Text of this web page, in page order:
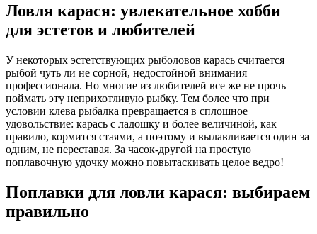
Ловля карася: увлекательное хобби
для эстетов и любителей
У некоторых эстетствующих рыболовов карась считается
рыбой чуть ли не сорной, недостойной внимания
профессионала. Но многие из любителей все же не прочь
поймать эту неприхотливую рыбку. Тем более что при
условии клева рыбалка превращается в сплошное
удовольствие: карась с ладошку и более величиной, как
правило, кормится стаями, а поэтому и вылавливается один за
одним, не переставая. За часок-другой на простую
поплавочную удочку можно повытаскивать целое ведро!
Поплавки для ловли карася: выбираем
правильно